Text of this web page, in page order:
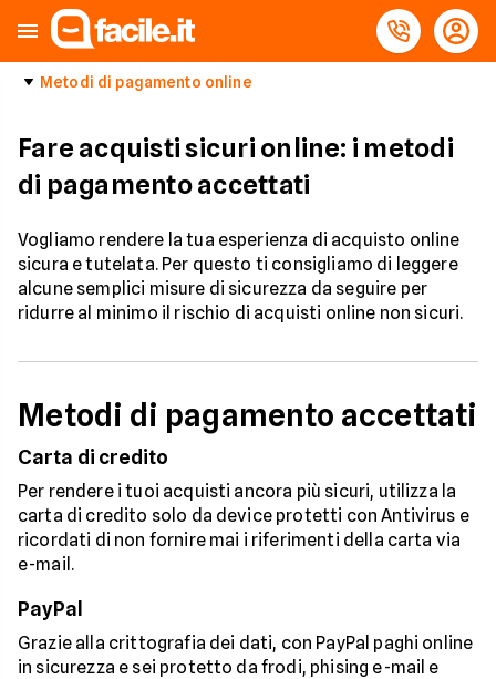
Metodi di pagamento online
Fare acquisti sicuri online: i metodi
di pagamento accettati
Vogliamo rendere la tua esperienza di acquisto online
sicura e tutelata. Per questo ti consigliamo di leggere
alcune semplici misure di sicurezza da seguire per
ridurre al minimo il rischio di acquisti online non sicuri.
Metodi di pagamento accettati
Carta di credito
Per rendere i tuoi acquisti ancora più sicuri, utilizza la
carta di credito solo da device protetti con Antivirus e
ricordati di non fornire mai i riferimenti della carta via
e-mail.
PayPal
Grazie alla crittografia dei dati, con PayPal paghi online
in sicurezza e sei protetto da frodi, phising e-mail e